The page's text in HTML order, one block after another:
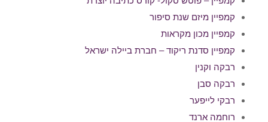
קמפיין מיזם שנת סיפור
קמפיין מכון מקראות
קמפיין סדנת ריקוד – חברת ביילה ישראל
רבקה וקנין
רבקה סבן
רבקי לייפער
רוחמה ארנד